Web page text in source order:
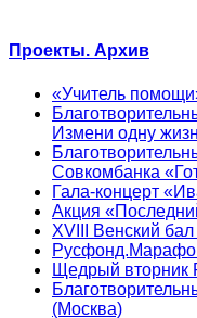
Проекты. Архив
«Учитель
Измени одну
Совкомбанка
Гала-концерт
Акция
XVIII Венский
Щедрый вторник
(Москва)